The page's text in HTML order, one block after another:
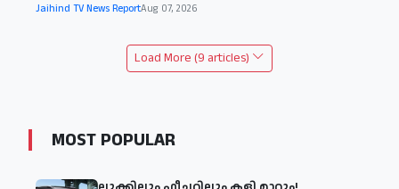
Jaihind TV News ReportAug 07, 2026
Load More (9 articles)
MOST POPULAR